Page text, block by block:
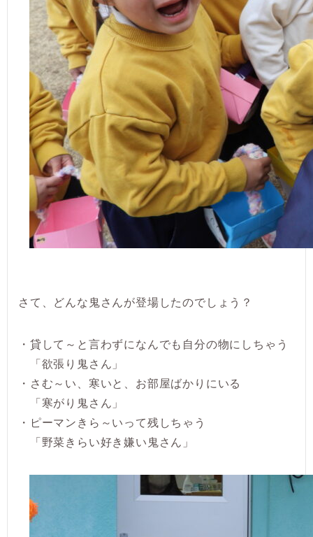
さて、どんな鬼さんが登場したのでしょう？
・貸して～と言わずになんでも自分の物にしちゃう
「欲張り鬼さん」
・さむ～い、寒いと、お部屋ばかりにいる
「寒がり鬼さん」
・ピーマンきら～いって残しちゃう
「野菜きらい好き嫌い鬼さん」